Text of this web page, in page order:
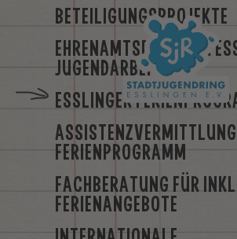
BETEILIGUNGSPROJEKTE
EHRENAMTSPREIS DER
JUGENDARBEIT
ESSLINGER
FERIENPROGRAMM
FACHBERATUNG FÜR
FERIENANGEBOTE